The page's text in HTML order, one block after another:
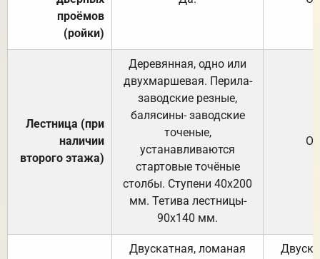
проёмов
(ройки)
Лестница (при
наличии
второго этажа)
Деревянная, одно или
двухмаршевая. Перила-
заводские резные,
балясины- заводские
точеные,
устанавливаются
стартовые точёные
столбы. Ступени 40х200
мм. Тетива лестницы-
90х140 мм.
Двускатная, ломаная